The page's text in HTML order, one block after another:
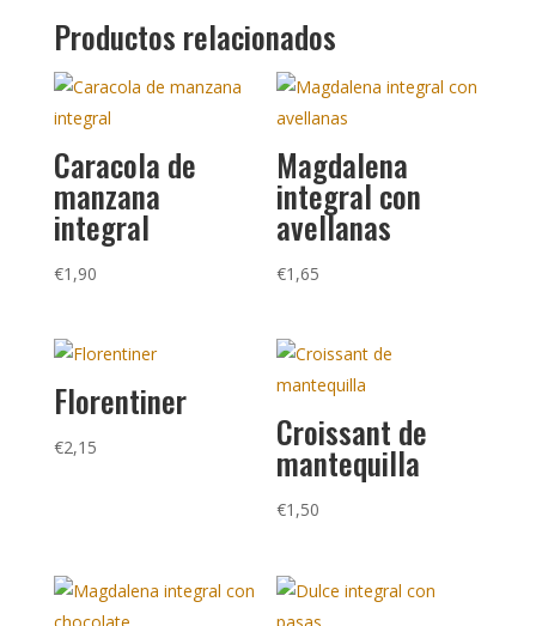
Productos relacionados
Caracola de
manzana
integral
€1,90
Magdalena
integral con
avellanas
€1,65
Florentiner
€2,15 Croissant de
mantequilla
€1,50